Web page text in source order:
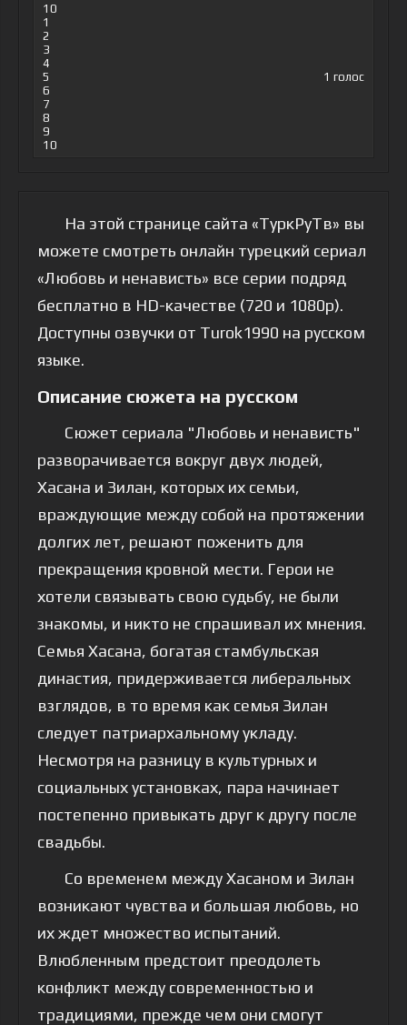
10
1
2
3
4
5
6
7
8
9
10
1 голос
На этой странице сайта «ТуркРуТв» вы
можете смотреть онлайн турецкий сериал
«Любовь и ненависть» все серии подряд
бесплатно в HD-качестве (720 и 1080p).
Доступны озвучки от Turok1990 на русском
языке.
Описание сюжета на русском
Сюжет сериала "Любовь и ненависть"
разворачивается вокруг двух людей,
Хасана и Зилан, которых их семьи,
враждующие между собой на протяжении
долгих лет, решают поженить для
прекращения кровной мести. Герои не
хотели связывать свою судьбу, не были
знакомы, и никто не спрашивал их мнения.
Семья Хасана, богатая стамбульская
династия, придерживается либеральных
взглядов, в то время как семья Зилан
следует патриархальному укладу.
Несмотря на разницу в культурных и
социальных установках, пара начинает
постепенно привыкать друг к другу после
свадьбы.
Со временем между Хасаном и Зилан
возникают чувства и большая любовь, но
их ждет множество испытаний.
Влюбленным предстоит преодолеть
конфликт между современностью и
традициями, прежде чем они смогут